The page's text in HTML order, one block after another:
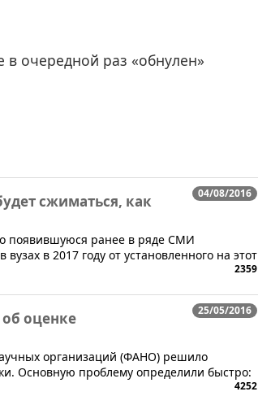
в очередной раз «обнулен»
04/08/2016
сжиматься, как
появившуюся ранее в ряде СМИ
в 2017 году от установленного на этот
2359
25/05/2016
об оценке
организаций (ФАНО) решило
Основную проблему определили быстро:
4252